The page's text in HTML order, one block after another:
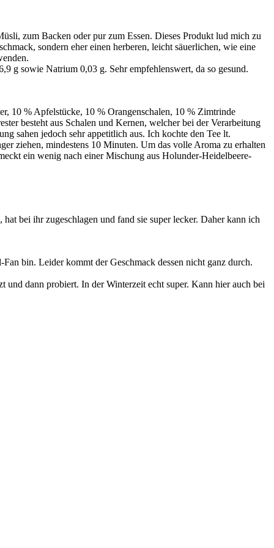
zum Backen oder pur zum Essen. Dieses Produkt lud mich zu
sondern eher einen herberen, leicht säuerlichen, wie eine
g sowie Natrium 0,03 g. Sehr empfehlenswert, da so gesund.
10 % Apfelstücke, 10 % Orangenschalen, 10 % Zimtrinde
besteht aus Schalen und Kernen, welcher bei der Verarbeitung
sahen jedoch sehr appetitlich aus. Ich kochte den Tee lt.
ziehen, mindestens 10 Minuten. Um das volle Aroma zu erhalten
ein wenig nach einer Mischung aus Holunder-Heidelbeere-
bei ihr zugeschlagen und fand sie super lecker. Daher kann ich
bin. Leider kommt der Geschmack dessen nicht ganz durch.
und dann probiert. In der Winterzeit echt super. Kann hier auch bei